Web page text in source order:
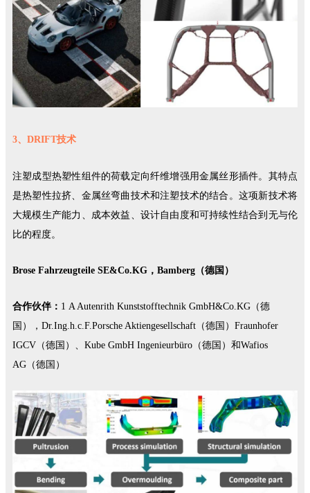
3、DRIFT技术
注塑成型热塑性组件的荷载定向纤维增强用金属丝形插件。其特点
是热塑性拉挤、金属丝弯曲技术和注塑技术的结合。这项新技术将
大规模生产能力、成本效益、设计自由度和可持续性结合到无与伦
比的程度。
Brose Fahrzeugteile SE&Co.KG，Bamberg（德国）
合作伙伴： 1 A Autenrith Kunststofftechnik GmbH&Co.KG（德
国），Dr.Ing.h.c.F.Porsche Aktiengesellschaft（德国）Fraunhofer
IGCV（德国）、Kube GmbH Ingenieurbüro（德国）和Wafios
AG（德国）